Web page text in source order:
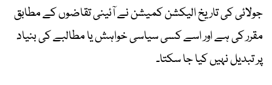
جولائی کی تاریخ الیکشن کمیشن نے آئینی تقاضوں کے مطابق
مقرر کی ہے اور اسے کسی سیاسی خواہش یا مطالبے کی بنیاد
پر تبدیل نہیں کیا جا سکتا۔